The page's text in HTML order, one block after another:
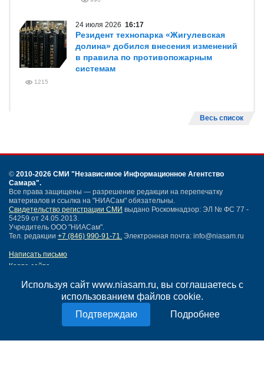
Используя сайт www.niasam.ru, вы соглашаетесь с
использованием файлов cookie.
Подробнее
24 июля 2026 16:17
Резидент технопарка «Жигулевская
долина» добился внесения изменений
в правила по противопожарным
системам
1215
Весь список
© 2010-2026 СМИ "Независимое Информационное Агентство
Самара".
Все права защищены — разрешение редакции на перепечатку
материалов и ссылка на "НИАСам" обязательны.
Свидетельство регистрации СМИ выдано Роскомнадзор: ЭЛ № ФС 77 -
54259 от 24.05.2013.
Учредитель ООО "НИАСам".
Тел. редакции +7 (846) 990-91-71. Электронная почта: info@niasam.ru
Написать письмо
Карта сайта
Политика конфиденциальности
Согласие на обработку персональных данных